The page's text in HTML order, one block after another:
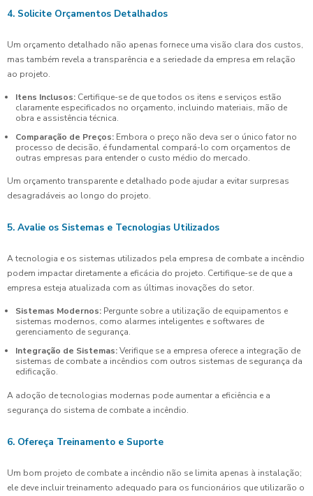
4. Solicite Orçamentos Detalhados
Um orçamento detalhado não apenas fornece uma visão clara dos custos,
mas também revela a transparência e a seriedade da empresa em relação
ao projeto.
Itens Inclusos: Certifique-se de que todos os itens e serviços estão
claramente especificados no orçamento, incluindo materiais, mão de
obra e assistência técnica.
Comparação de Preços: Embora o preço não deva ser o único fator no
processo de decisão, é fundamental compará-lo com orçamentos de
outras empresas para entender o custo médio do mercado.
Um orçamento transparente e detalhado pode ajudar a evitar surpresas
desagradáveis ao longo do projeto.
5. Avalie os Sistemas e Tecnologias Utilizados
A tecnologia e os sistemas utilizados pela empresa de combate a incêndio
podem impactar diretamente a eficácia do projeto. Certifique-se de que a
empresa esteja atualizada com as últimas inovações do setor.
Sistemas Modernos: Pergunte sobre a utilização de equipamentos e
sistemas modernos, como alarmes inteligentes e softwares de
gerenciamento de segurança.
Integração de Sistemas:Verifique se a empresa oferece a integração de
sistemas de combate a incêndios com outros sistemas de segurança da
edificação.
A adoção de tecnologias modernas pode aumentar a eficiência e a
segurança do sistema de combate a incêndio.
6. Ofereça Treinamento e Suporte
Um bom projeto de combate a incêndio não se limita apenas à instalação;
ele deve incluir treinamento adequado para os funcionários que utilizarão o